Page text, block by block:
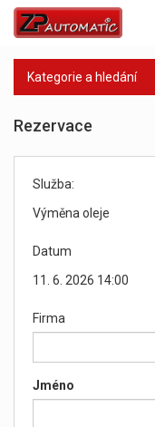
Kategorie a hledání
Rezervace
Služba:
Výměna oleje
Datum
11. 6. 2026 14:00
Firma
Jméno